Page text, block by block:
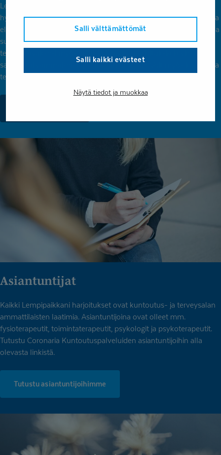
Salli välttämättömät
Salli kaikki evästeet
Näytä tiedot ja muokkaa
Lempipaikkani harjoitukset kehittävät mielen ja kehon
hyvinvoinnin taitoja sekä tukevat sinua kohti itselle tärkeitä asioita
elämässä. Löydät harjoitteita erilaisista teemoista, kuten kun sinua
surettaa, et tunne iloa, jännittäminen, tai ahdistaa. Olemme
tehneet avuksesi myös erilaisia hengitysharjoituksia ja viestin
sairaan tai vammaisen lapsen vanhemmalle. Voit myös kuunnella
tekstin, jossa kerromme kuinka luonto voi elvyttää.
Asiantuntijat
Kaikki Lempipaikkani harjoitukset ovat kuntoutus- ja terveysalan
ammattilaisten laatimia. Asiantuntijoina ovat olleet mm.
fysioterapeutit, toimintaterapeutit, psykologit ja psykoterapeutit.
Tutustu Coronaria Kuntoutuspalveluiden asiantuntijoihin alla
olevasta linkistä.
Tutustu asiantuntijoihimme